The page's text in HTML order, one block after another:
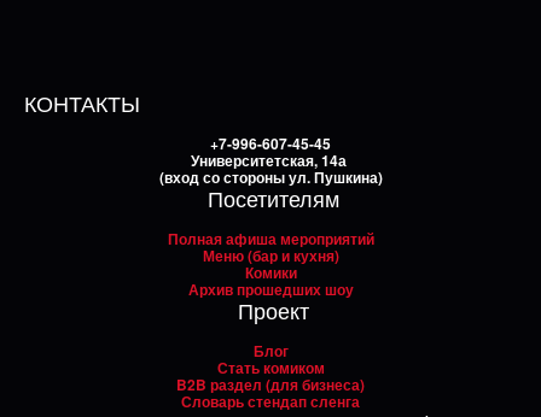
КОНТАКТЫ
+7-996-607-45-45
Университетская, 14а
(вход со стороны ул. Пушкина)
Посетителям
Полная афиша мероприятий
Меню (бар и кухня)
Комики
Архив прошедших шоу
Проект
Блог
Стать комиком
B2B раздел (для бизнеса)
Словарь стендап сленга